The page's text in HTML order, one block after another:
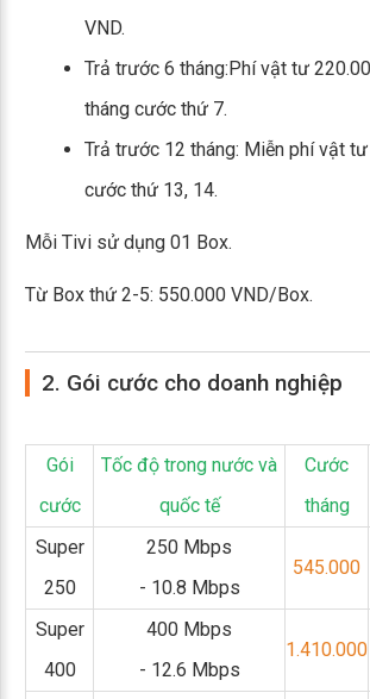
VND.
Trả trước 6 tháng:Phí vật tư
tháng cước thứ 7.
Trả trước 12 tháng: Miễn phí vật
cước thứ 13, 14.
Mỗi Tivi sử dụng 01 Box.
Từ Box thứ 2-5: 550.000 VND/Box.
2. Gói cước cho doanh nghiệp
Gói
cước
Tốc độ trong nước và
quốc tế
Cước
tháng
Super
250
250 Mbps
- 10.8 Mbps
545.000
Super
400
400 Mbps
- 12.6 Mbps
1.410.000